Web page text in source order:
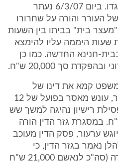
העורר עד לתום ההליכים נגדו. ביום 6/3/07 נעתר
העורר והורה על שחרורו
בית" בביתו בין השעות
ביתרת שעות היממה עליו להימצא
חנינא החדשה. כמו כן
סך 20,000 ש"ח.
גזר בית-משפט קמא את דינו של
העורר והשית עליו, בין היתר, עונש מאסר בפועל של 12
רישיון נהיגה למשך שש
וקנס בסך 10,000 ש"ח. במסגרת גזר הדין הורה
ערעור, פסק הדין מעוכב
נאמר בגזר הדין, כי
"הקנס יקוזז מסכום ההפקדה (סה"כ לנאשם 21,000 ש"ח